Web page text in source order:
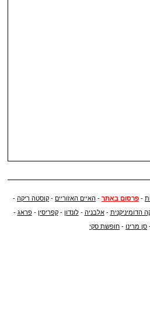
- פרסום באתר - האיים האזוריים - קוסטה ריקה -
הדומיניקנית -אלבניה -לונדון -קפריסין -פראג -
סן מרינו - חופשת סקי